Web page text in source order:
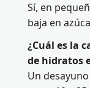
Sí, en
baja en
¿Cuál es la
de hidratos
Un